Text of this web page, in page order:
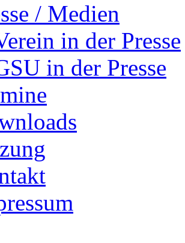
/ Medien
in der Presse
in der Presse